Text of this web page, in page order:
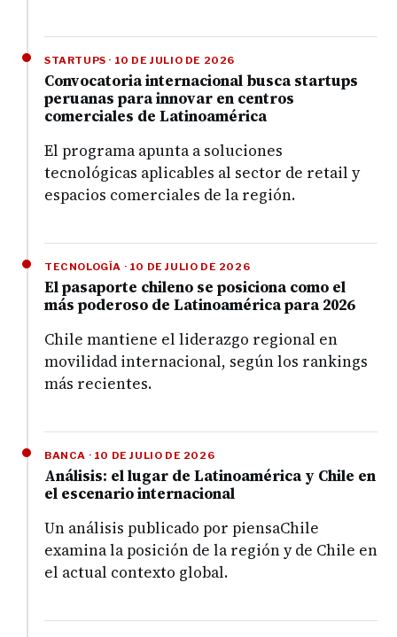
STARTUPS · 10 DE JULIO DE 2026
Convocatoria internacional busca startups
peruanas para innovar en centros
comerciales de Latinoamérica
El programa apunta a soluciones
tecnológicas aplicables al sector de retail y
espacios comerciales de la región.
TECNOLOGÍA · 10 DE JULIO DE 2026
El pasaporte chileno se posiciona como el
más poderoso de Latinoamérica para 2026
Chile mantiene el liderazgo regional en
movilidad internacional, según los rankings
más recientes.
BANCA · 10 DE JULIO DE 2026
Análisis: el lugar de Latinoamérica y Chile en
el escenario internacional
Un análisis publicado por piensaChile
examina la posición de la región y de Chile en
el actual contexto global.